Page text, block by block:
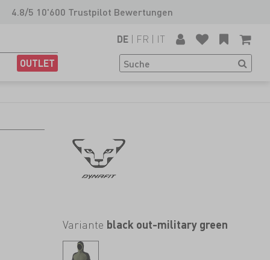
4.8/5 10'600 Trustpilot Bewertungen
OUTLET
DE | FR | IT
Variante black out-military green